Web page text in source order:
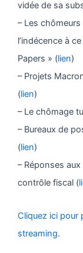
vidée de sa
– Les
l’indécence à
Papers » (lien)
– Projets
(lien)
– Le chômage
– Bureaux de
(lien)
– Réponses
contrôle fiscal (
Cliquez ici pour
streaming.